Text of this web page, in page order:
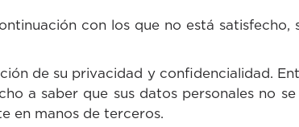
con los que no está satisfecho,
de su privacidad y confidencialidad.
a saber que sus datos personales no
en manos de terceros.